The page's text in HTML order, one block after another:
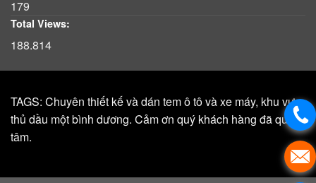
179
Total Views:
188.814
TAGS: Chuyên thiết kế và dán tem ô tô và xe máy, khu vực,
thủ dầu một bình dương. Cảm ơn quý khách hàng đã quan
tâm.